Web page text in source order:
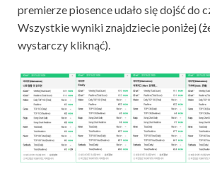
premierze piosence udało się dojść do
Wszystkie wyniki znajdziecie poniżej
wystarczy kliknąć).